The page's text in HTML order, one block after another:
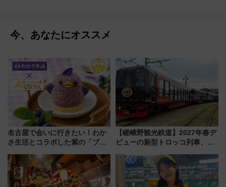
今、あなたにオススメ
名古屋で会いに行きたい！わか
さ生活とコラボした紫の「ブル
売
【嵯峨野観光鉄道】2027年春デ
ビューの新型トロッコ列車、い
は2026年で引退